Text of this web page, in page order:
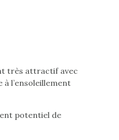
très attractif avec
l’ensoleillement
potentiel de